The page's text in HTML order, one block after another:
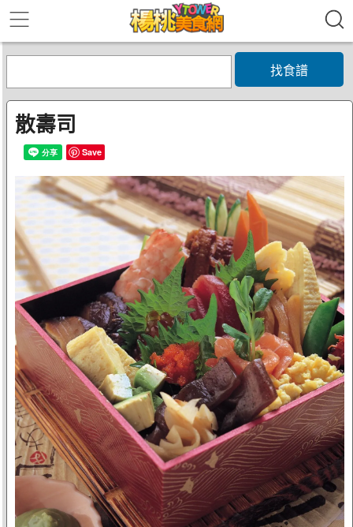
找食譜
散壽司
Save